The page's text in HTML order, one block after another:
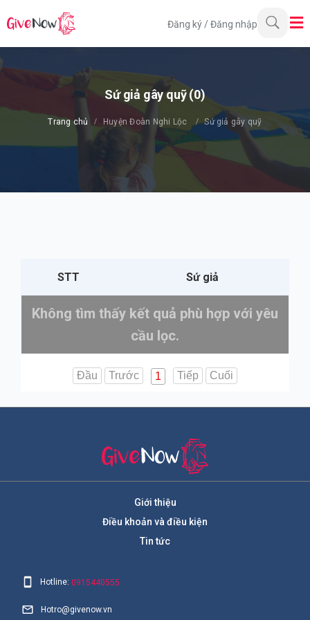
Đăng ký /Đăng nhập
Sứ giả gây quỹ (0)
Trang chủ Huyện Đoàn Nghi Lộc Sứ giả gây quỹ
STT Sứ giả
Không tìm thấy kết quả phù hợp với yêu
cầu lọc.
Đầu Trước 1 Tiếp Cuối
Giới thiệu
Điều khoản và điều kiện
Tin tức
Hotline:0915440555
Hotro@givenow.vn